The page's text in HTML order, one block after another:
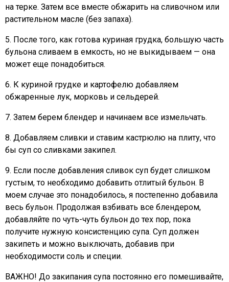
на терке. Затем все вместе обжарить на сливочном или
растительном масле (без запаха).
5. После того, как готова куриная грудка, большую часть
бульона сливаем в емкость, но не выкидываем — она
может еще понадобиться.
6. К куриной грудке и картофелю добавляем
обжаренные лук, морковь и сельдерей.
7. Затем берем блендер и начинаем все измельчать.
8. Добавляем сливки и ставим кастрюлю на плиту, что
бы суп со сливками закипел.
9. Если после добавления сливок суп будет слишком
густым, то необходимо добавить отлитый бульон. В
моем случае это понадобилось, я постепенно добавила
весь бульон. Продолжая взбивать все блендером,
добавляйте по чуть-чуть бульон до тех пор, пока
получите нужную консистенцию супа. Суп должен
закипеть и можно выключать, добавив при
необходимости соль и специи.
ВАЖНО! До закипания супа постоянно его помешивайте,